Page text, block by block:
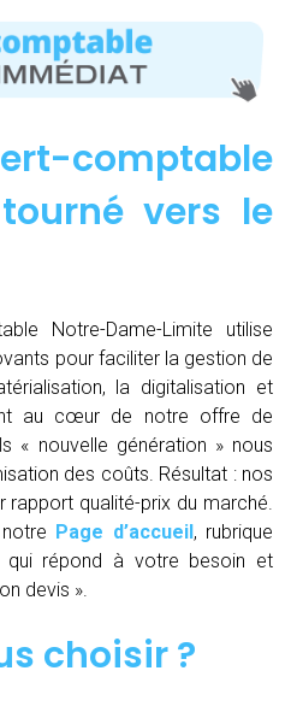
comptable
vers le
Notre-Dame-Limite utilise
pour faciliter la gestion de
la digitalisation et
au cœur de notre offre de
« nouvelle génération » nous
des coûts. Résultat : nos
qualité-prix du marché.
Page d’accueil, rubrique
qui répond à votre besoin et
devis ».
choisir ?